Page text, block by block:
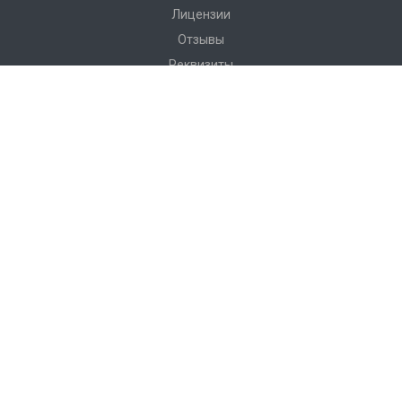
Лицензии
Отзывы
Реквизиты